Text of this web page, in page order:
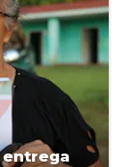
entrega